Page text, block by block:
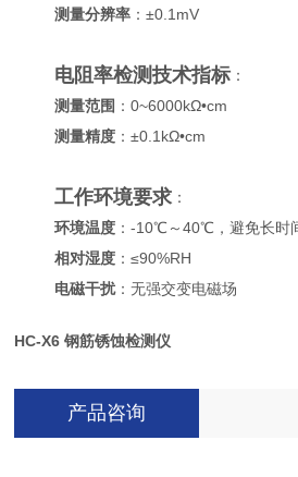
测量分辨率 ：±0.1mV
电阻率检测技术指标：
测量范围 ：0~6000kΩ•cm
测量精度 ：±0.1kΩ•cm
工作环境要求 ：
环境温度 ：-10℃～40℃，避免长时
相对湿度 ：≤90%RH
电磁干扰：无强交变电磁场
HC-X6 钢筋锈蚀检测仪
产品咨询